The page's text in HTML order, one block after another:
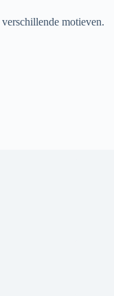
motieven.